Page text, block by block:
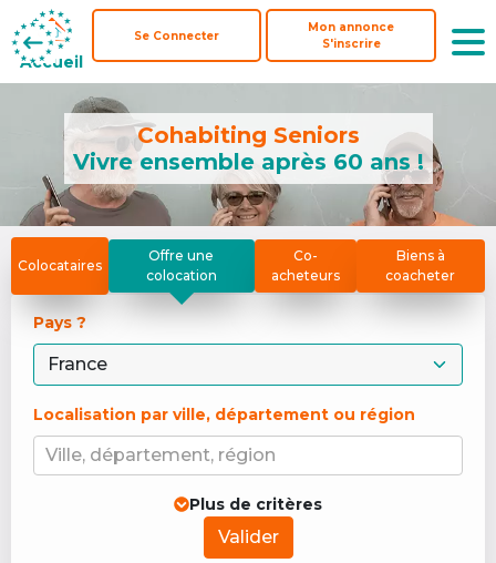
Accueil
Se Connecter
Mon annonce
S'inscrire
Accueil
Se Connecter
Mon annonce
S'inscrire
Cohabiting Seniors
Vivre ensemble après 60 ans !
Colocataires
Offre une
colocation
Co-
acheteurs
Biens à
coacheter
Pays ?
Localisation par ville, département ou région
Ville, département, région
Plus de critères
Valider